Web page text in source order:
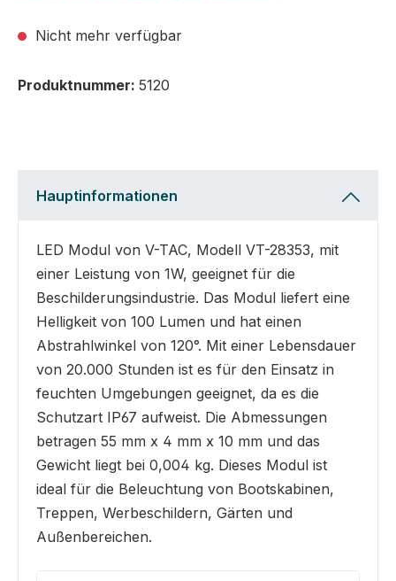
Nicht mehr verfügbar
Produktnummer: 5120
Hauptinformationen
LED Modul von V-TAC, Modell VT-28353, mit
einer Leistung von 1W, geeignet für die
Beschilderungsindustrie. Das Modul liefert eine
Helligkeit von 100 Lumen und hat einen
Abstrahlwinkel von 120°. Mit einer Lebensdauer
von 20.000 Stunden ist es für den Einsatz in
feuchten Umgebungen geeignet, da es die
Schutzart IP67 aufweist. Die Abmessungen
betragen 55 mm x 4 mm x 10 mm und das
Gewicht liegt bei 0,004 kg. Dieses Modul ist
ideal für die Beleuchtung von Bootskabinen,
Treppen, Werbeschildern, Gärten und
Außenbereichen.